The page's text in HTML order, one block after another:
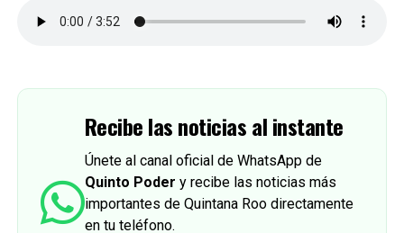
Recibe las noticias al instante
Únete al canal oficial de WhatsApp de
Quinto Poder y recibe las noticias más
importantes de Quintana Roo directamente
en tu teléfono.